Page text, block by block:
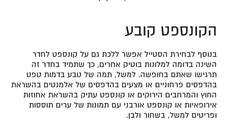
הקונספט קובע
בנוסף לבחירת הסטייל אפשר ללכת גם על קונספט לחדר
השינה בדומה למלונות בוטיק אחרים, כך שתמיד בחדר זה
תרגישו שאתם בחופשה. למשל, תמה של טבע בדמות טפט
בהדפסים פרחוניים או מצעים בהדפסים של אלמנטים בהשראת
החוץ והמרחבים הירוקים או קונספט עתיק בהשראת אחוזות
אירופאיות או קונספט אורבני עם תמונות של ערים תוססות
ופריטים למשל, בשחור ולבן.